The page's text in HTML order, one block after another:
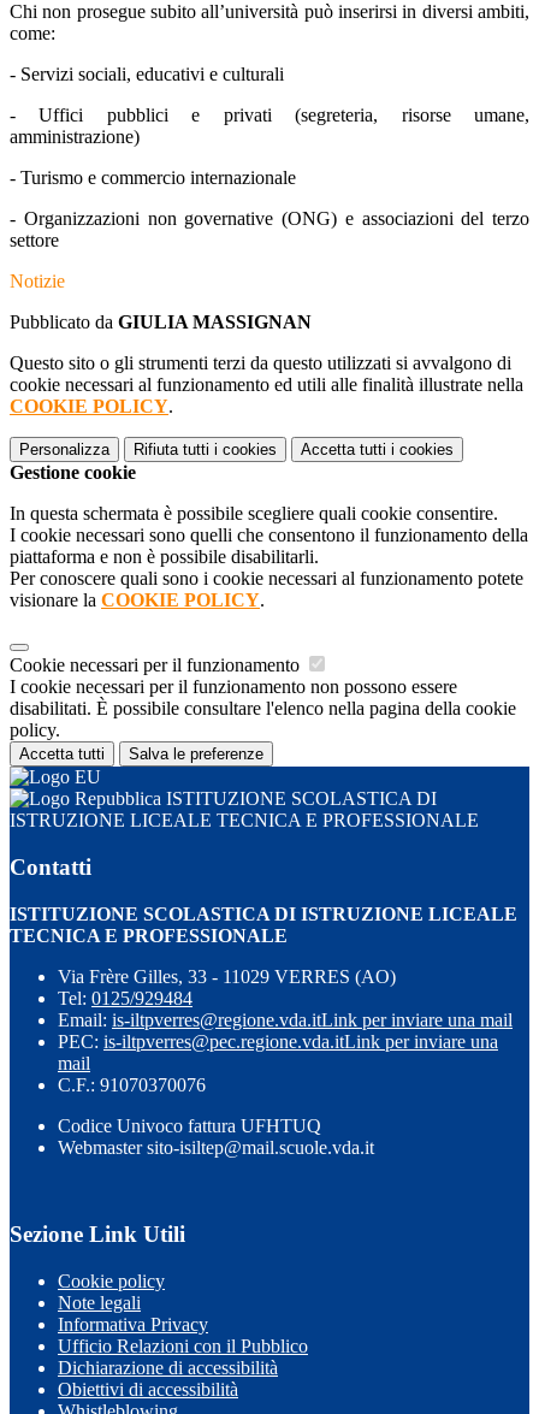
Chi non prosegue subito all’università può inserirsi in diversi ambiti,
come:
- Servizi sociali, educativi e culturali
- Uffici pubblici e privati (segreteria, risorse umane,
amministrazione)
- Turismo e commercio internazionale
- Organizzazioni non governative (ONG) e associazioni del terzo
settore
Notizie
Pubblicato da GIULIA MASSIGNAN
Questo sito o gli strumenti terzi da questo utilizzati si avvalgono di
cookie necessari al funzionamento ed utili alle finalità illustrate nella
COOKIE POLICY.
Personalizza Rifiuta tutti i cookies Accetta tutti i cookies
Gestione cookie
In questa schermata è possibile scegliere quali cookie consentire.
I cookie necessari sono quelli che consentono il funzionamento della
piattaforma e non è possibile disabilitarli.
Per conoscere quali sono i cookie necessari al funzionamento potete
visionare la COOKIE POLICY.
Cookie necessari per il funzionamento
I cookie necessari per il funzionamento non possono essere
disabilitati. È possibile consultare l'elenco nella pagina della cookie
policy.
Accetta tutti Salva le preferenze
ISTITUZIONE SCOLASTICA DI
ISTRUZIONE LICEALE TECNICA E PROFESSIONALE
Contatti
ISTITUZIONE SCOLASTICA DI ISTRUZIONE LICEALE
TECNICA E PROFESSIONALE
Via Frère Gilles, 33 - 11029 VERRES (AO)
Tel: 0125/929484
Email: is-iltpverres@regione.vda.itLink per inviare una mail
PEC: is-iltpverres@pec.regione.vda.itLink per inviare una
mail
C.F.: 91070370076
Codice Univoco fattura UFHTUQ
Webmaster sito-isiltep@mail.scuole.vda.it
Sezione Link Utili
Cookie policy
Note legali
Informativa Privacy
Ufficio Relazioni con il Pubblico
Dichiarazione di accessibilità
Obiettivi di accessibilità